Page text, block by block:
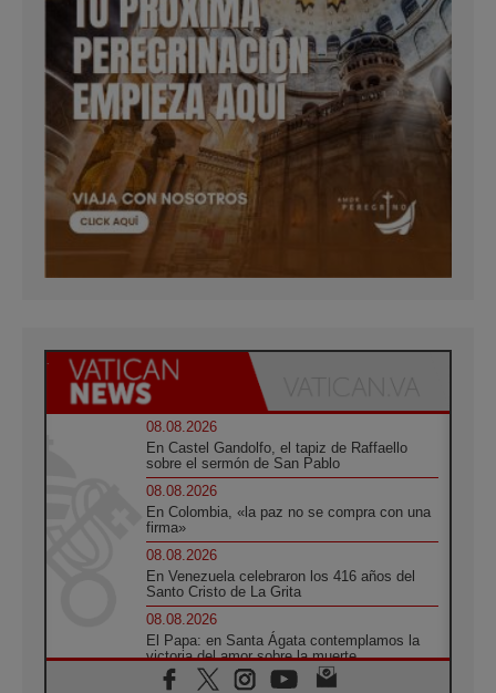
08.08.2026
En Castel Gandolfo, el tapiz de Raffaello
sobre el sermón de San Pablo
08.08.2026
En Colombia, «la paz no se compra con una
firma»
08.08.2026
En Venezuela celebraron los 416 años del
Santo Cristo de La Grita
08.08.2026
El Papa: en Santa Ágata contemplamos la
victoria del amor sobre la muerte
08.08.2026